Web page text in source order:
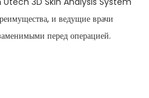
и ведущие врачи
перед операцией.